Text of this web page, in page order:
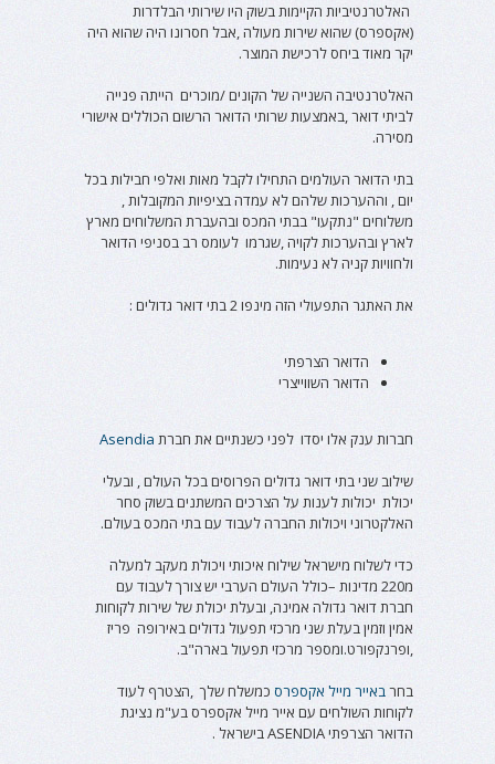
האלטרנטיביות הקיימות בשוק היו שירותי הבלדרות
(אקספרס) שהוא שירות מעולה ,אבל חסרונו היה שהוא היה
יקר מאוד ביחס לרכישת המוצר.
האלטרנטיבה השנייה של הקונים /מוכרים הייתה פנייה
לביתי דואר ,באמצעות שרותי הדואר הרשום הכוללים אישורי
מסירה.
בתי הדואר העולמים התחילו לקבל מאות ואלפי חבילות בכל
יום , וההערכות שלהם לא עמדה בציפיות המקובלות ,
משלוחים "נתקעו" בבתי המכס ובהעברת המשלוחים מארץ
לארץ ובהערכות לקויה ,שגרמו לעומס רב בסניפי הדואר
ולחוויות קניה לא נעימות.
את האתגר התפעולי הזה מינפו 2 בתי דואר גדולים :
הדואר הצרפתי
הדואר השווייצרי
חברות ענק אלו יסדו לפני כשנתיים את חברת Asendia
שילוב שני בתי דואר גדולים הפרוסים בכל העולם , ובעלי
יכולת יכולות לענות על הצרכים המשתנים בשוק סחר
האלקטרוני ויכולות החברה לעבוד עם בתי המכס בעולם.
כדי לשלוח מישראל שילוח איכותי ויכולת מעקב למעלה
מ220 מדינות –כולל העולם הערבי יש צורך לעבוד עם
חברת דואר גדולה אמינה, ובעלת יכולת של שירות לקוחות
אמין וזמין בעלת שני מרכזי תפעול גדולים באירופה פריז
,ופרנקפורט.ומספר מרכזי תפעול בארה"ב.
בחרבאייר מייל אקספרס כמשלח שלך ,הצטרף לעוד
לקוחות השולחים עם אייר מייל אקספרס בע"מ נציגת
הדואר הצרפתי ASENDIA בישראל .